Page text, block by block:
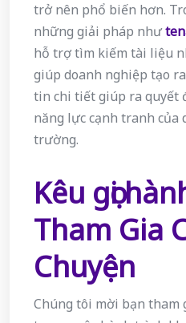
trở nên phổ biến hơn.
những giải pháp như
hỗ trợ tìm kiếm tài liệu
giúp doanh nghiệp tạo
tin chi tiết giúp ra quyết
năng lực cạnh tranh
trường.
Kêu gọi
Tham Gia
Chuyện
Chúng tôi mời bạn tham